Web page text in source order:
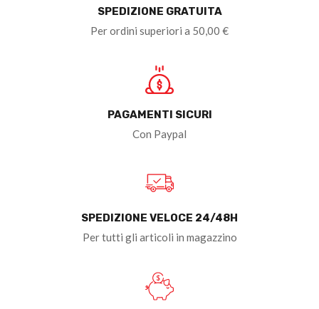
SPEDIZIONE GRATUITA
Per ordini superiori a 50,00 €
PAGAMENTI SICURI
Con Paypal
SPEDIZIONE VELOCE 24/48H
Per tutti gli articoli in magazzino